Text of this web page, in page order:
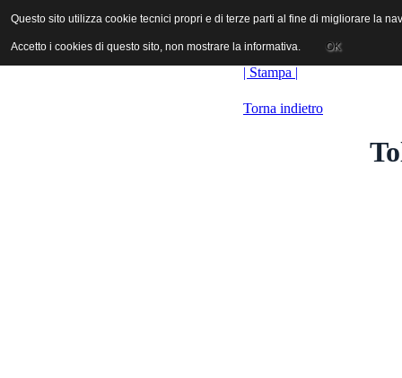
ANICA | Associazione Nazionale Industrie Cinematografiche
| Stampa |
Torna indietro
Questo sito utilizza cookie tecnici propri e di terze parti al fine di migliorare la
Accetto i cookies di questo sito, non mostrare la informativa. OK
Questo sito utilizza cookie tecnici propri e di terze parti al fine di migliorare la
Accetto i cookies di questo sito, non mostrare la informativa. OK